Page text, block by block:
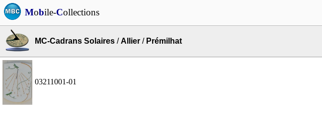
Mobile-Collections
MC-Cadrans Solaires /Allier / Prémilhat
03211001-01